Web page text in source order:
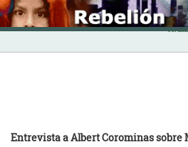
Skip
to
content
INICIO
Entrevista a Albert Corominas sobre